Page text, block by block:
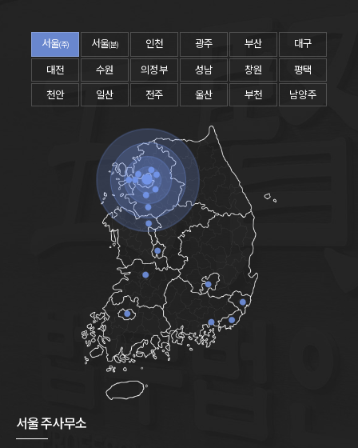
서울(주) 서울(분) 인천 광주 부산 대구
대전 수원 의정부 성남 창원 평택
천안 일산 전주 울산 부천 남양주
서울 주사무소